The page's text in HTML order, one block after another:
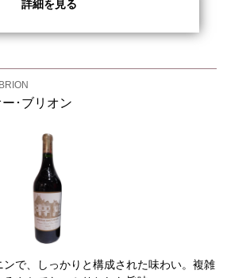
詳細を見る
･ブリオン
で、しっかりと構成された味わい。複雑